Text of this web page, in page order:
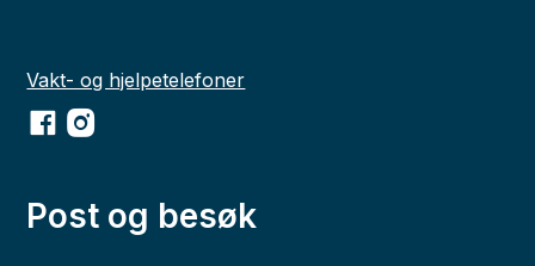
Vakt- og hjelpetelefoner
Facebook
Instagram
Post og besøk